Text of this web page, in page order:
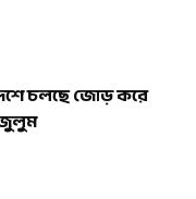
চলছে জোড় করে
জুলুম